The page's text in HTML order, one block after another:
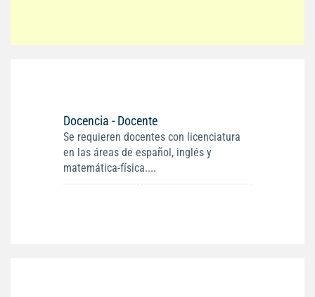
Docencia - Docente
Se requieren docentes con licenciatura
en las áreas de español, inglés y
matemática-física....